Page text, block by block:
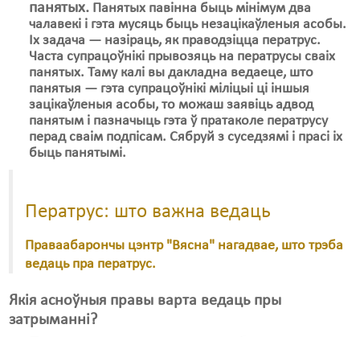
панятых. Панятых павінна быць мінімум два
чалавекі і гэта мусяць быць незацікаўленыя асобы.
Іх задача — назіраць, як праводзіцца ператрус.
Часта супрацоўнікі прывозяць на ператрусы сваіх
панятых. Таму калі вы дакладна ведаеце, што
панятыя — гэта супрацоўнікі міліцыі ці іншыя
зацікаўленыя асобы, то можаш заявіць адвод
панятым і пазначыць гэта ў пратаколе ператрусу
перад сваім подпісам. Сябруй з суседзямі і прасі іх
быць панятымі.
Ператрус: што важна ведаць
Праваабарончы цэнтр "Вясна" нагадвае, што трэба
ведаць пра ператрус.
Якія асноўныя правы варта ведаць пры
затрыманні?